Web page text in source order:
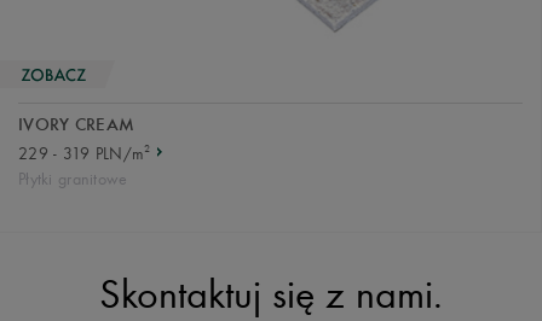
IVORY CREAM
229 - 319 PLN/m2
Płytki granitowe
Skontaktuj się z nami.